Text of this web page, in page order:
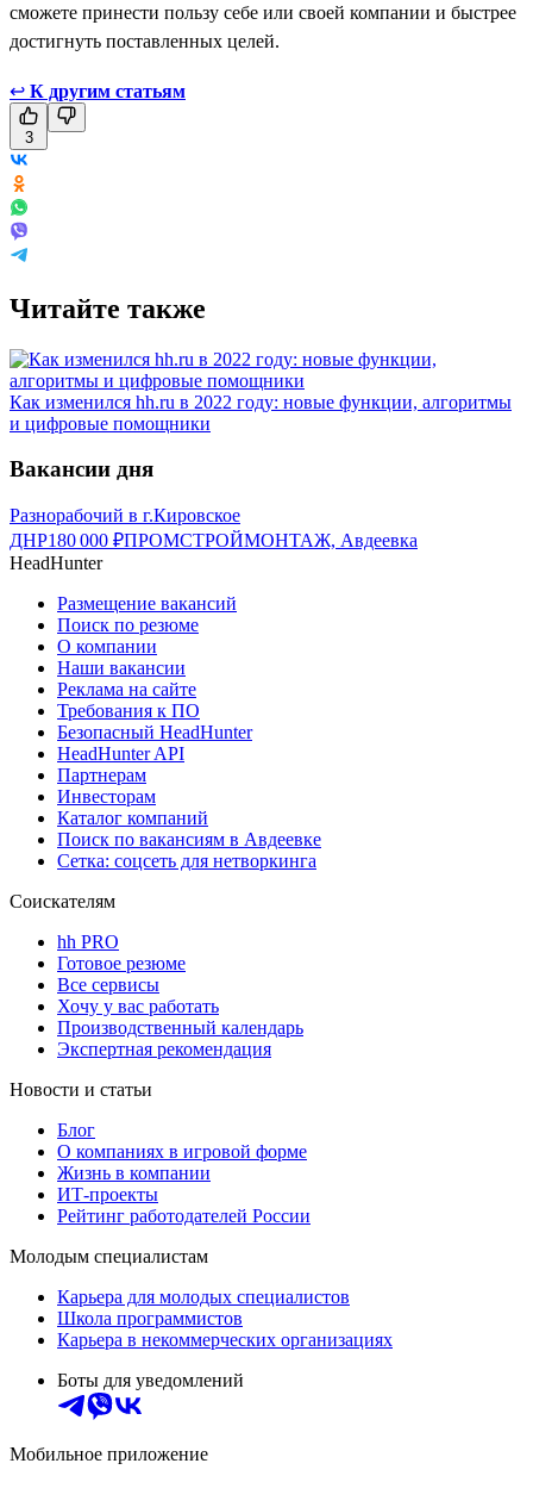
сможете принести пользу себе или своей компании и быстрее
достигнуть поставленных целей.
↩ К другим статьям
3
Читайте также
Как изменился hh.ru в 2022 году: новые функции, алгоритмы
и цифровые помощники
Вакансии дня
Разнорабочий в г.Кировское
ДНР180 000 ₽ПРОМСТРОЙМОНТАЖ, Авдеевка
HeadHunter
Размещение вакансий
Поиск по резюме
О компании
Наши вакансии
Реклама на сайте
Требования к ПО
Безопасный HeadHunter
HeadHunter API
Партнерам
Инвесторам
Каталог компаний
Поиск по вакансиям в Авдеевке
Сетка: соцсеть для нетворкинга
Соискателям
hh PRO
Готовое резюме
Все сервисы
Хочу у вас работать
Производственный календарь
Экспертная рекомендация
Новости и статьи
Блог
О компаниях в игровой форме
Жизнь в компании
ИТ-проекты
Рейтинг работодателей России
Молодым специалистам
Карьера для молодых специалистов
Школа программистов
Карьера в некоммерческих организациях
Боты для уведомлений
Мобильное приложение